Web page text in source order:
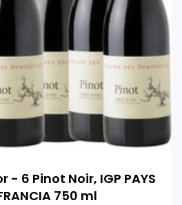
6 Pinot Noir, IGP PAYS
750 ml